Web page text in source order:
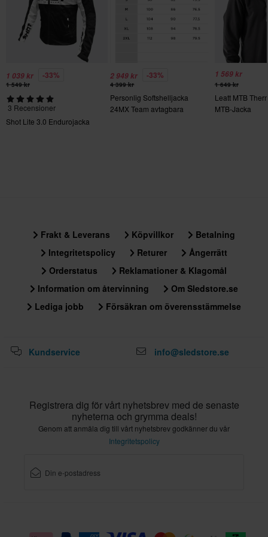
190 x 405 x 115 mm
XL
215 x 400 x 105 mm
1 039 kr -33%
1 549 kr
3 Recensioner
Shot Lite 3.0 Endurojacka
2 949 kr -33%
4 399 kr
Personlig Softshelljacka
24MX Team avtagbara
1 569 kr
1 649 kr
Leatt MTB
MTB-Jacka
Frakt & Leverans Köpvillkor
Betalning
Integritetspolicy
Returer
Ångerrätt
Orderstatus
Reklamationer & Klagomål
Information om återvinning
Om Sledstore.se
Lediga jobb
Försäkran om överensstämmelse
Kundservice info@sledstore.se
Registrera dig för vårt nyhetsbrev med de senaste
nyheterna och grymma deals!
Genom att anmäla dig till vårt nyhetsbrev godkänner du vår
Integritetspolicy